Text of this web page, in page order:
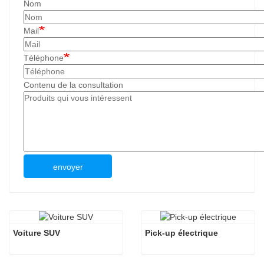
Nom
Mail
Téléphone
Contenu de la consultation
envoyer
Voiture SUV Pick-up électrique